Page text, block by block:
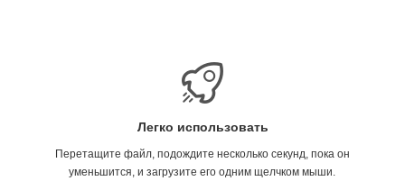
Легко использовать
Перетащите файл, подождите несколько секунд, пока он
уменьшится, и загрузите его одним щелчком мыши.